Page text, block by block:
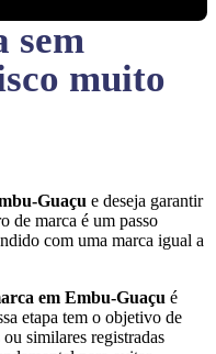
sem
muito
Guaçu e deseja garantir
de marca é um passo
com uma marca igual a
em Embu-Guaçu é
etapa tem o objetivo de
similares registradas